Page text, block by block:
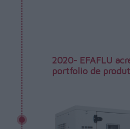
2020- EFAFLU
portfolio de